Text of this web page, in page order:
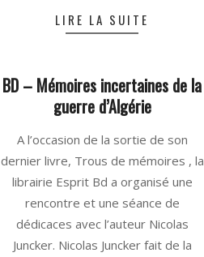
LIRE LA SUITE
BD – Mémoires incertaines de la
guerre d’Algérie
06-
30
A l’occasion de la sortie de son
dernier livre, Trous de mémoires , la
librairie Esprit Bd a organisé une
rencontre et une séance de
dédicaces avec l’auteur Nicolas
Juncker. Nicolas Juncker fait de la